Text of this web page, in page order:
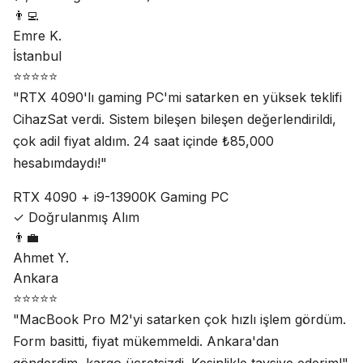
👨‍💻
Emre K.
İstanbul
⭐⭐⭐⭐⭐
"RTX 4090'lı gaming PC'mi satarken en yüksek teklifi
CihazSat verdi. Sistem bileşen bileşen değerlendirildi,
çok adil fiyat aldım. 24 saat içinde ₺85,000
hesabımdaydı!"
RTX 4090 + i9-13900K Gaming PC
✓ Doğrulanmış Alım
👨‍💼
Ahmet Y.
Ankara
⭐⭐⭐⭐⭐
"MacBook Pro M2'yi satarken çok hızlı işlem gördüm.
Form basitti, fiyat mükemmeldi. Ankara'dan